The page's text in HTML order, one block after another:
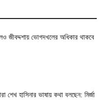
জীবদ্দশায় ভোগদখলের অধিকার থাকবে
শেখ হাসিনার ভাষায় কথা বলছেন: মির্জা